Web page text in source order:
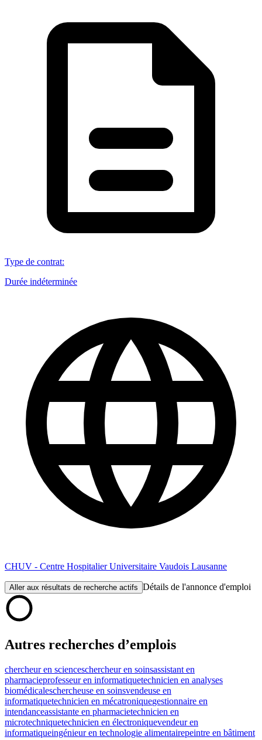
Type de contrat:
Durée indéterminée
CHUV - Centre Hospitalier Universitaire Vaudois Lausanne
Aller aux résultats de recherche actifs Détails de l'annonce d'emploi
Autres recherches d’emplois
chercheur en scienceschercheur en soinsassistant en
pharmacieprofesseur en informatiquetechnicien en analyses
biomédicaleschercheuse en soinsvendeuse en
informatiquetechnicien en mécatroniquegestionnaire en
intendanceassistante en pharmacietechnicien en
microtechniquetechnicien en électroniquevendeur en
informatiqueingénieur en technologie alimentairepeintre en bâtiment